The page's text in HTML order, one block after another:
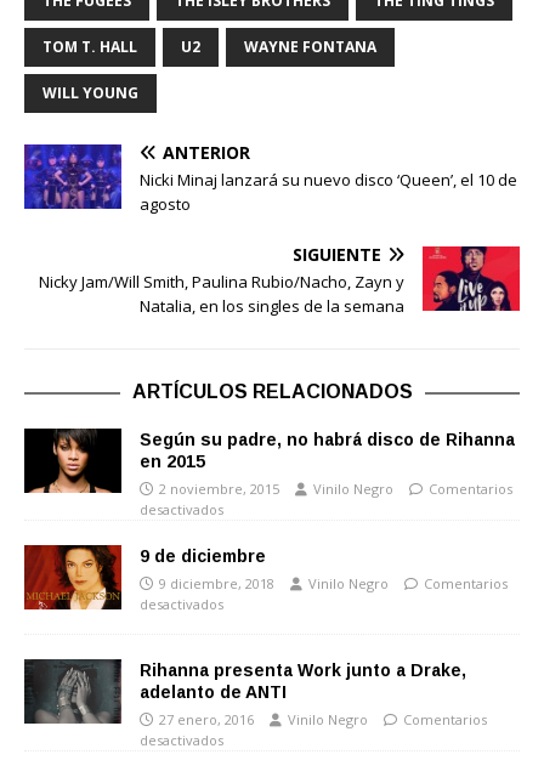
TOM T. HALL U2 WAYNE FONTANA
WILL YOUNG
ANTERIOR
Nicki Minaj lanzará su nuevo disco ‘Queen’, el 10 de
agosto
SIGUIENTE
Nicky Jam/Will Smith, Paulina Rubio/Nacho, Zayn y
Natalia, en los singles de la semana
ARTÍCULOS RELACIONADOS
Según su padre, no habrá disco de Rihanna
en 2015
2 noviembre, 2015 Vinilo Negro
Comentarios
desactivados
9 de diciembre
9 diciembre, 2018 Vinilo Negro
Comentarios
desactivados
Rihanna presenta Work junto a Drake,
adelanto de ANTI
27 enero, 2016 Vinilo Negro
Comentarios
desactivados